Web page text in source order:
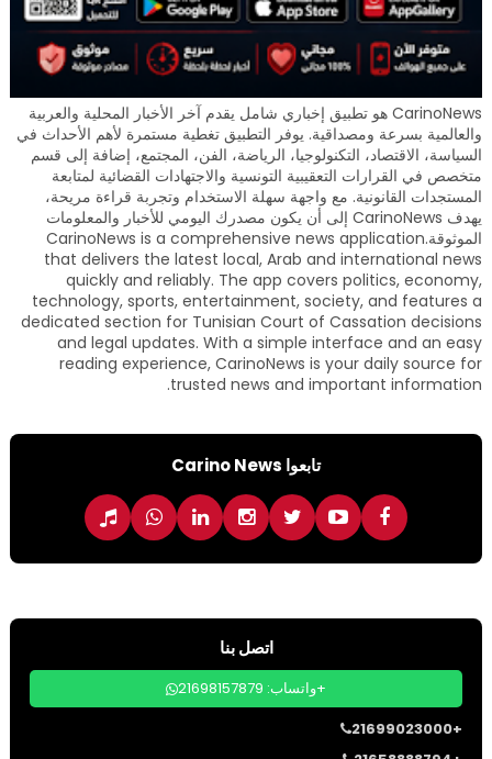
CarinoNews هو تطبيق إخباري شامل يقدم آخر الأخبار المحلية والعربية
والعالمية بسرعة ومصداقية. يوفر التطبيق تغطية مستمرة لأهم الأحداث في
السياسة، الاقتصاد، التكنولوجيا، الرياضة، الفن، المجتمع، إضافة إلى قسم
متخصص في القرارات التعقيبية التونسية والاجتهادات القضائية لمتابعة
المستجدات القانونية. مع واجهة سهلة الاستخدام وتجربة قراءة مريحة،
يهدف CarinoNews إلى أن يكون مصدرك اليومي للأخبار والمعلومات
الموثوقة.CarinoNews is a comprehensive news application
that delivers the latest local, Arab and international news
quickly and reliably. The app covers politics, economy,
technology, sports, entertainment, society, and features a
dedicated section for Tunisian Court of Cassation decisions
and legal updates. With a simple interface and an easy
reading experience, CarinoNews is your daily source for
trusted news and important information.
تابعوا Carino News
اتصل بنا
واتساب: 21698157879+
21699023000+